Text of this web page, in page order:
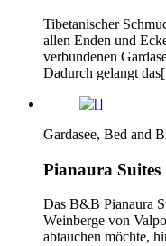
Tibetanischer
allen Enden und
verbundenen
Dadurch gelangt
Gardasee, Bed and
Pianaura Suites
Das B&B Pianaura
Weinberge von
abtauchen möchte,